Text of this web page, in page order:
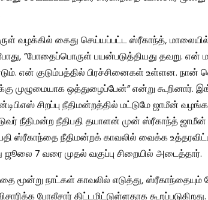
வழக்கில் கைது செய்யப்பட்ட ஸ்ரீகாந்த்,
​​”போதைப்பொருள் பயன்படுத்தியது தவறு.
என் குடும்பத்தில் பிரச்சினைகள் உள்ளன. நான்
முழுமையாக ஒத்துழைப்பேன்” என்று கூறினார்.
சிறப்பு நீதிமன்றத்தில் மட்டுமே ஜாமீன் வழங்க
நீதிமன்ற நீதிபதி தயாளன் முன் ஸ்ரீகாந்த்
ஸ்ரீகாந்தை நீதிமன்றக் காவலில் வைக்க
7 வரை முதல் வகுப்பு சிறையில் அடைத்தார்.
மூன்று நாட்கள் காவலில் எடுத்து,
போலீசார் திட்டமிட்டுள்ளதாக கூறப்படுகிறது.